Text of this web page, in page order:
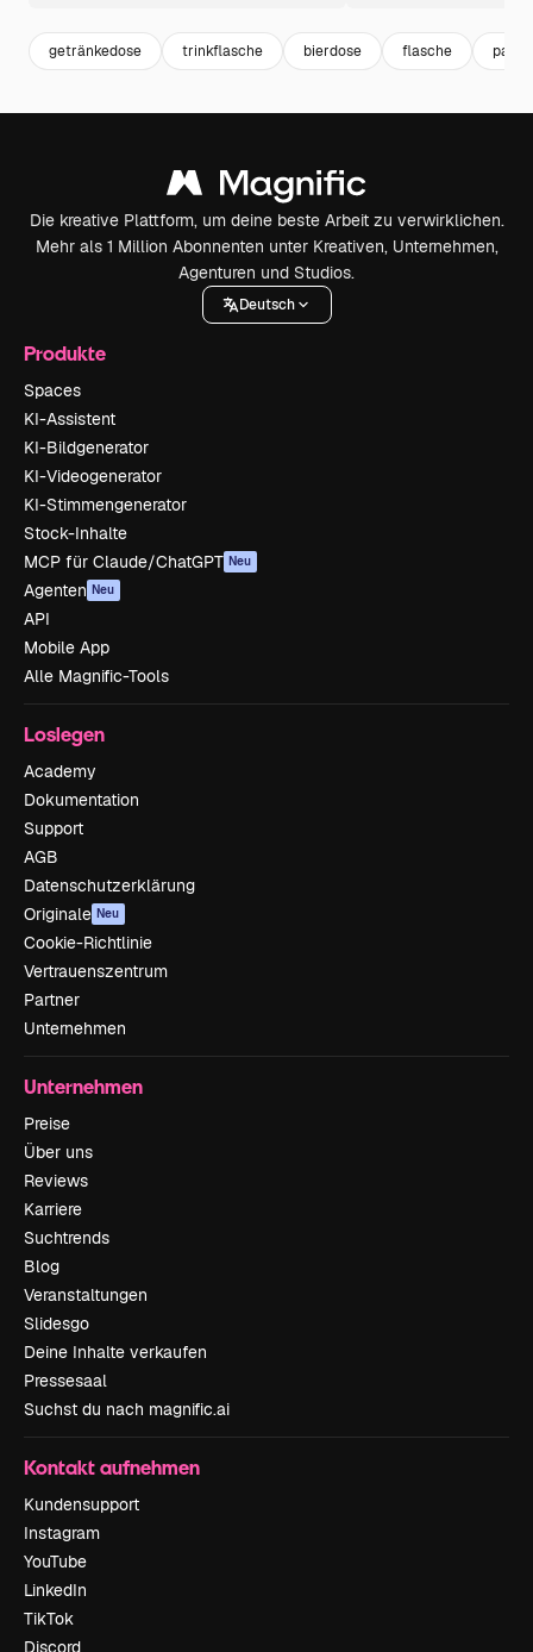
getränkedose trinkflasche bierdose flasche
Die kreative Plattform, um deine beste Arbeit zu verwirklichen.
Mehr als 1 Million Abonnenten unter Kreativen, Unternehmen,
Agenturen und Studios.
Deutsch
Produkte
Spaces
KI-Assistent
KI-Bildgenerator
KI-Videogenerator
KI-Stimmengenerator
Stock-Inhalte
MCP für Claude/ChatGPT Neu
Agenten Neu
API
Mobile App
Alle Magnific-Tools
Loslegen
Academy
Dokumentation
Support
AGB
Datenschutzerklärung
Originale Neu
Cookie-Richtlinie
Vertrauenszentrum
Partner
Unternehmen
Unternehmen
Preise
Über uns
Reviews
Karriere
Suchtrends
Blog
Veranstaltungen
Slidesgo
Deine Inhalte verkaufen
Pressesaal
Suchst du nach magnific.ai
Kontakt aufnehmen
Kundensupport
Instagram
YouTube
LinkedIn
TikTok
Discord